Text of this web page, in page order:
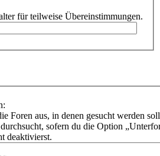
für teilweise Übereinstimmungen.
Foren aus, in denen gesucht werden
sofern du die Option
deaktivierst.